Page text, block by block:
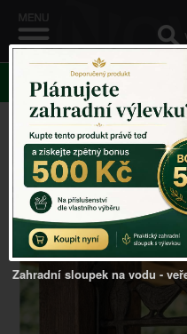
Venkovský domov ->
zvonek s ptáčky
Zahradní sloupek na vodu -